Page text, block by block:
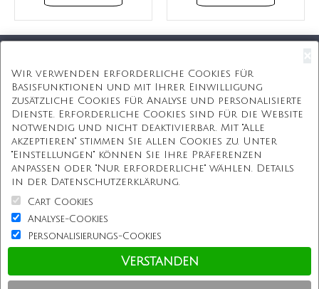
Kostenlose Geschenkbox
Kostenlose Gravur
Unbegrenzte Redesign
ÜBER UNS
Information
Kundenservice
Einkaufen bei uns
Wir verwenden erforderliche Cookies für
Basisfunktionen und mit Ihrer Einwilligung
zusätzliche Cookies für Analyse und personalisierte
Dienste. Erforderliche Cookies sind für die Website
notwendig und nicht deaktivierbar. Mit "Alle
akzeptieren" stimmen Sie allen Cookies zu. Unter
"Einstellungen" können Sie Ihre Präferenzen
anpassen oder "Nur erforderliche" wählen. Details
in der Datenschutzerklärung.
Cart Cookies
Analyse-Cookies
Personalisierungs-Cookies
Verstanden